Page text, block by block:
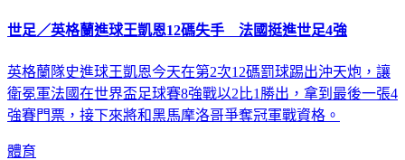
世足／英格蘭進球王凱恩12碼失手 法國挺進世足4強
英格蘭隊史進球王凱恩今天在第2次12碼罰球踢出沖天炮，讓
衛冕軍法國在世界盃足球賽8強戰以2比1勝出，拿到最後一張4
強賽門票，接下來將和黑馬摩洛哥爭奪冠軍戰資格。
體育